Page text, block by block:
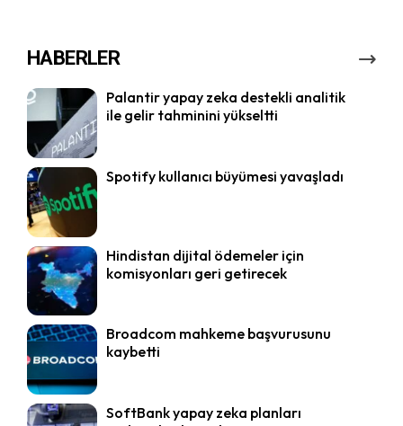
HABERLER
Palantir yapay zeka destekli analitik
ile gelir tahminini yükseltti
Spotify kullanıcı büyümesi yavaşladı
Hindistan dijital ödemeler için
komisyonları geri getirecek
Broadcom mahkeme başvurusunu
kaybetti
SoftBank yapay zeka planları